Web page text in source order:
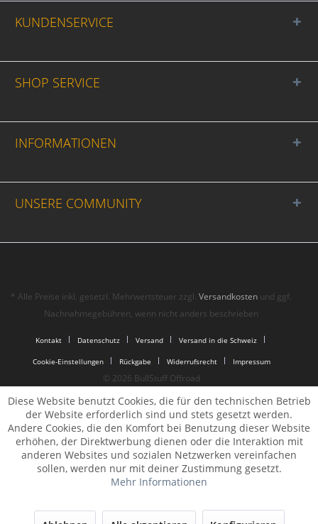
KUNDENSERVICE
SHOP SERVICE
INFORMATIONEN
UNSERE COMMUNITY
* Alle Preise inkl. gesetzl. Mehrwertsteuer zzgl.Versandkosten und ggf.
Nachnahmegebühren, wenn nicht anders beschrieben
Kontakt Datenschutz Versand Versand in die Schweiz
Cookie-Einstellungen Rückgabe Widerrufsrecht Impressum
© 2026 BullStuff Offroad
Diese Website benutzt Cookies, die für den technischen Betrieb
der Website erforderlich sind und stets gesetzt werden.
Andere Cookies, die den Komfort bei Benutzung dieser Website
erhöhen, der Direktwerbung dienen oder die Interaktion mit
anderen Websites und sozialen Netzwerken vereinfachen
sollen, werden nur mit deiner Zustimmung gesetzt.
Mehr Informationen